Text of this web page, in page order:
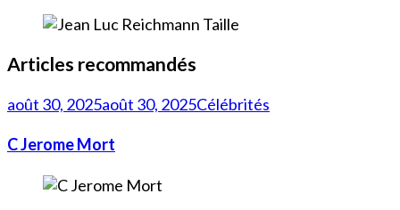
Articles recommandés
août 30, 2025août 30, 2025Célébrités
C Jerome Mort